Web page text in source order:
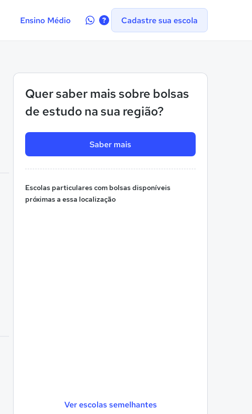
Ensino Médio
Contate-Cadastre sua escola
Quer saber mais sobre bolsas
de estudo na sua região?
Saber mais
Escolas particulares com bolsas disponíveis
próximas a essa localização
Ver escolas semelhantes